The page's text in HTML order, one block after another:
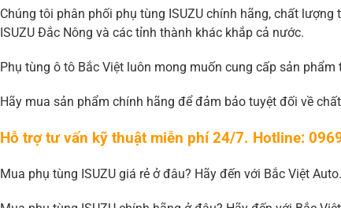
Chúng tôi phân phối phụ tùng ISUZU chính hãng, chất lượng
ISUZU Đắc Nông và các tỉnh thành khác khắp cả nước.
Phụ tùng ô tô Bắc Việt luôn mong muốn cung cấp sản
Hãy mua sản phẩm chính hãng để đảm bảo tuyệt đối về
Hỗ trợ tư vấn kỹ thuật miễn phí 24/7. Hotline:
Mua phụ tùng ISUZU giá rẻ ở đâu? Hãy đến với Bắc Việt Auto.